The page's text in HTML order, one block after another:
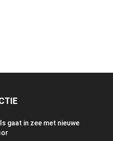
gaat in zee met nieuwe